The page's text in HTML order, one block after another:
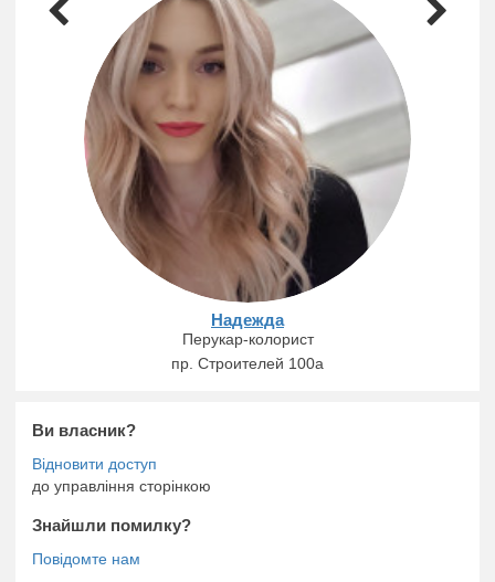
Надежда
Перукар-колорист
пр. Строителей 100а
Ви власник?
до управління сторінкою
Знайшли помилку?